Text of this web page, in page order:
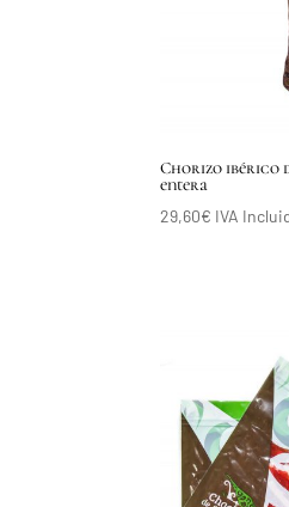
Chorizo ibérico
entera
29,60€ IVA